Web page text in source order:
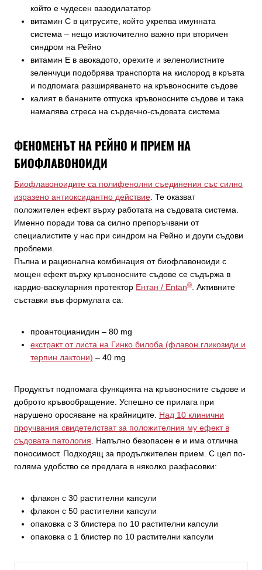
който е чудесен вазодилататор
витамин С в цитрусите, който укрепва имунната
система – нещо изключително важно при вторичен
синдром на Рейно
витамин Е в авокадото, орехите и зеленолистните
зеленчуци подобрява транспорта на кислород в кръвта
и подпомага разширяването на кръвоносните съдове
калият в бананите отпуска кръвоносните съдове и така
намалява стреса на сърдечно-съдовата система
ФЕНОМЕНЪТ НА РЕЙНО И ПРИЕМ НА
БИОФЛАВОНОИДИ
Биофлавоноидите са полифенолни съединения със силно
изразено антиоксидантно действие . Те оказват
положителен ефект върху работата на съдовата система.
Именно поради това са силно препоръчвани от
специалистите у нас при синдром на Рейно и други съдови
проблеми.
Пълна и рационална комбинация от биофлавоноиди с
мощен ефект върху кръвоносните съдове се съдържа в
кардио-васкуларния протектор Ентан / Entan®
. Активните
съставки във формулата са:
проантоцианидин – 80 mg
екстракт от листа на Гинко билоба (флавон гликозиди и
терпин лактони) – 40 mg
Продуктът подпомага функцията на кръвоносните съдове и
доброто кръвообращение. Успешно се прилага при
нарушено оросяване на крайниците. Над 10 клинични
проучвания свидетелстват за положителния му ефект в
съдовата патология . Напълно безопасен е и има отлична
поносимост. Подходящ за продължителен прием. С цел по-
голяма удобство се предлага в няколко разфасовки:
флакон с 30 растителни капсули
флакон с 50 растителни капсули
опаковка с 3 блистера по 10 растителни капсули
опаковка с 1 блистер по 10 растителни капсули